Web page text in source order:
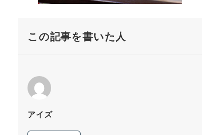
この記事を書いた人
アイズ